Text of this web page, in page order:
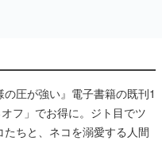
の圧が強い』電子書籍の既刊1
フ」でお得に。ジト目でツ
たちと、ネコを溺愛する人間